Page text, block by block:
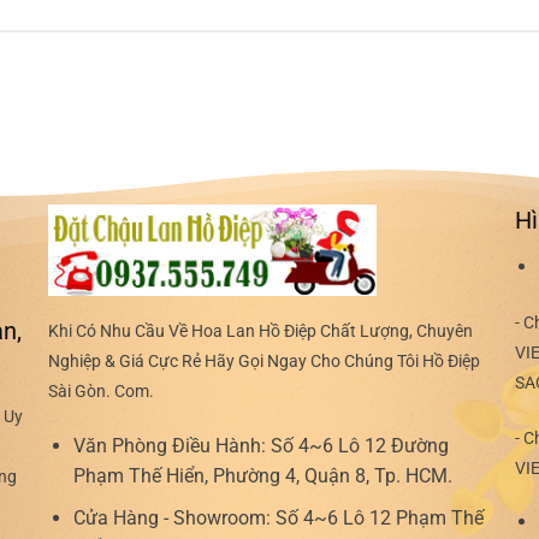
Khi Có Nhu Cầu Về Hoa Lan Hồ Điệp Chất Lượng, Chuyên
Nghiệp & Giá Cực Rẻ Hãy Gọi Ngay Cho Chúng Tôi Hồ Điệp
Sài Gòn. Com.
Văn Phòng Điều Hành: Số 4~6 Lô 12 Đường
Phạm Thế Hiển, Phường 4, Quận 8, Tp. HCM.
Cửa Hàng - Showroom: Số 4~6 Lô 12 Phạm Thế
-
-